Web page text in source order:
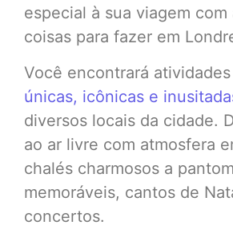
especial à sua viagem com
coisas para fazer em
Você encontrará atividades
únicas, icônicas e
diversos locais da cidade.
ao ar livre com atmosfera
chalés charmosos a
memoráveis, cantos de
concertos.